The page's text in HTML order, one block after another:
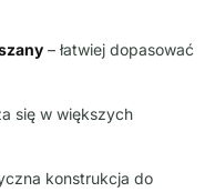
– łatwiej dopasować
się w większych
konstrukcja do